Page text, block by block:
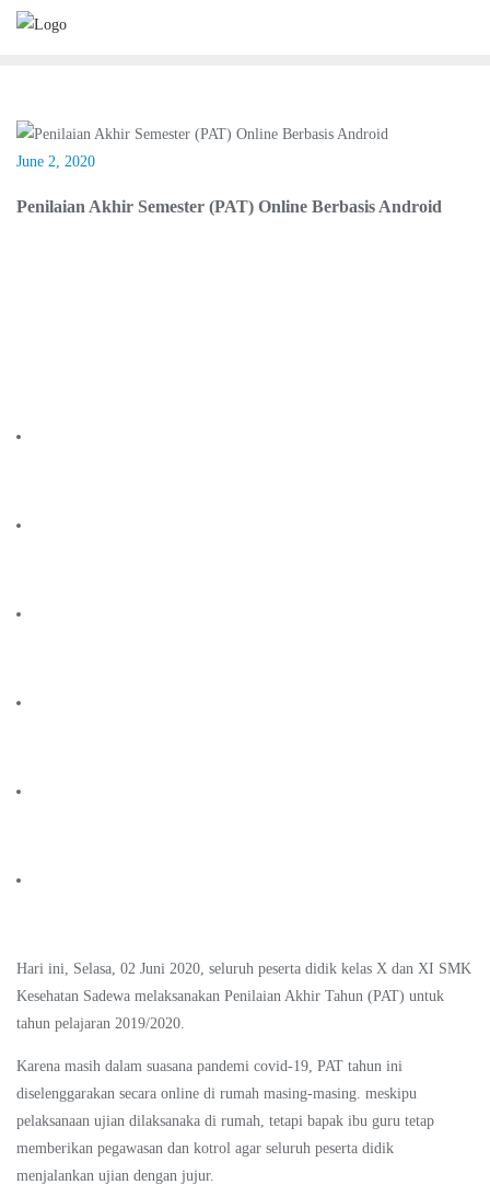
Skip
June 2, 2020
Penilaian Akhir Semester (PAT) Online Berbasis Android
Hari ini, Selasa, 02 Juni 2020, seluruh peserta didik kelas X dan XI SMK
Kesehatan Sadewa melaksanakan Penilaian Akhir Tahun (PAT) untuk
tahun pelajaran 2019/2020.
Karena masih dalam suasana pandemi covid-19, PAT tahun ini
diselenggarakan secara online di rumah masing-masing. meskipu
pelaksanaan ujian dilaksanaka di rumah, tetapi bapak ibu guru tetap
memberikan pegawasan dan kotrol agar seluruh peserta didik
menjalankan ujian dengan jujur.